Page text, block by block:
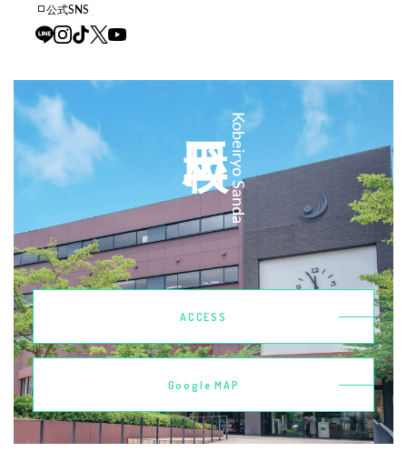
公式SNS
Kobeiryo Sanda
ACCESS
Google MAP